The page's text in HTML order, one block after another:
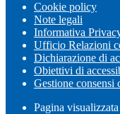
Cookie policy
Note legali
Informativa
Ufficio Relazioni
Dichiarazione di
Obiettivi di
Gestione consensi
Pagina visualizzata